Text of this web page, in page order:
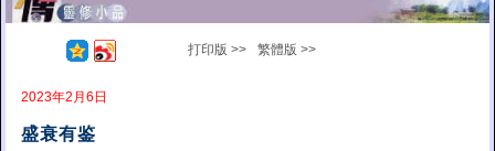
打印版 >> 繁體版 >>
2023年2月6日
盛衰有鉴